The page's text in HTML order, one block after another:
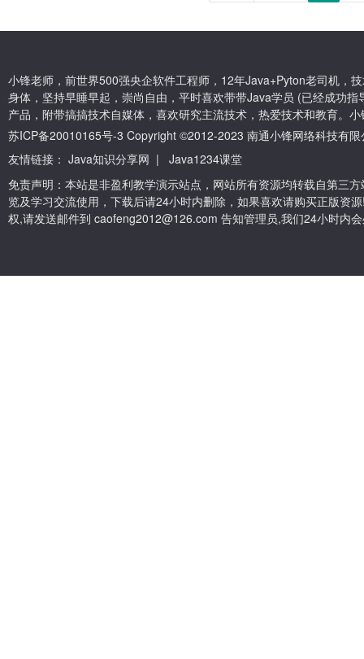
小锋老师，前世界500强央企软件工程师，12年Java+Pyton老司机，
身体，坚持早睡早起，崇尚自由，平时喜欢带带Java学员 (已经成功
产品，附带搞搞技术自媒体，喜欢研究主流技术，热爱技术和教育。
苏ICP备20010165号-3 Copyright ©2012-2023 南通小锋网络科技有限
友情链接： Java知识分享网 |
Java1234课堂
免责声明：本站是非盈利教学演示站点，网站所有资源均转载自第三
览及学习交流使用，下载后请24小时内删除，如果喜欢请购买正版资
权,请发送邮件到 caofeng2012@126.com 告知管理员,我们24小时内